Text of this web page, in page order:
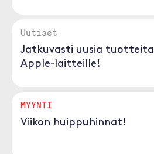
Uutiset
Jatkuvasti uusia tuotteita
Apple-laitteille!
MYYNTI
Viikon huippuhinnat!